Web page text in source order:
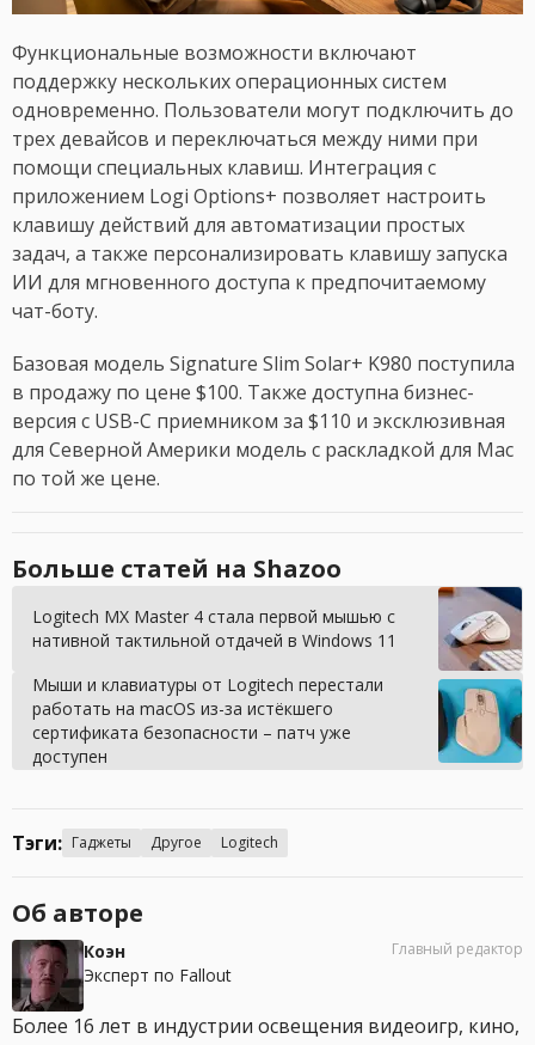
Функциональные возможности включают
поддержку нескольких операционных систем
одновременно. Пользователи могут подключить до
трех девайсов и переключаться между ними при
помощи специальных клавиш. Интеграция с
приложением Logi Options+ позволяет настроить
клавишу действий для автоматизации простых
задач, а также персонализировать клавишу запуска
ИИ для мгновенного доступа к предпочитаемому
чат-боту.
Базовая модель Signature Slim Solar+ K980 поступила
в продажу по цене $100. Также доступна бизнес-
версия с USB-C приемником за $110 и эксклюзивная
для Северной Америки модель с раскладкой для Mac
по той же цене.
Больше статей на Shazoo
Logitech MX Master 4 стала первой мышью с
нативной тактильной отдачей в Windows 11
Мыши и клавиатуры от Logitech перестали
работать на macOS из-за истёкшего
сертификата безопасности – патч уже
доступен
Тэги: Гаджеты Другое Logitech
Об авторе
Коэн
Эксперт по Fallout
Главный редактор
Более 16 лет в индустрии освещения видеоигр, кино,